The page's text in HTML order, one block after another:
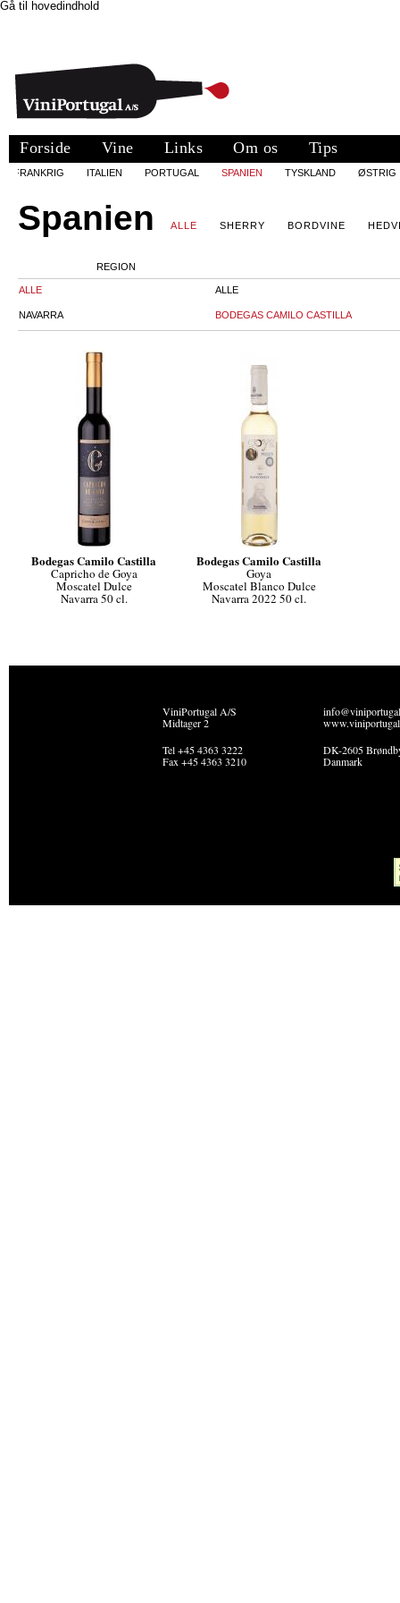
Gå til hovedindhold
Forside Vine Links Om os Tips
FRANKRIG ITALIEN PORTUGAL SPANIEN TYSKLAND ØSTRIG
Spanien ALLE SHERRY BORDVINE
REGION
ALLE
NAVARRA
ALLE
BODEGAS CAMILO CASTILLA
Bodegas Camilo Castilla
Capricho de Goya
Moscatel Dulce
Navarra 50 cl.
Bodegas Camilo Castilla
Goya
Moscatel Blanco Dulce
Navarra 2022 50 cl.
ViniPortugal A/S
Midtager 2
Tel +45 4363 3222
Fax +45 4363 3210
DK-2605
Danmark